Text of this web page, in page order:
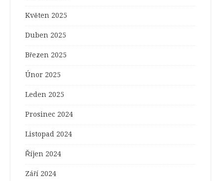
Květen 2025
Duben 2025
Březen 2025
Únor 2025
Leden 2025
Prosinec 2024
Listopad 2024
Říjen 2024
Září 2024